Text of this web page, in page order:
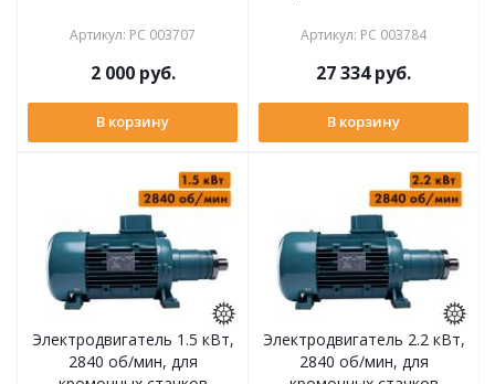
Артикул: РС 003707
2 000руб.
В корзину
Артикул: РС 003784
27 334руб.
В корзину
Электродвигатель 1.5 кВт,
2840 об/мин, для
Электродвигатель 2.2 кВт,
2840 об/мин, для